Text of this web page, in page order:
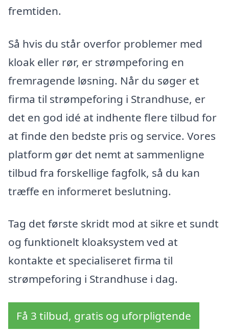
fremtiden.
Så hvis du står overfor problemer med
kloak eller rør, er strømpeforing en
fremragende løsning. Når du søger et
firma til strømpeforing i Strandhuse, er
det en god idé at indhente flere tilbud for
at finde den bedste pris og service. Vores
platform gør det nemt at sammenligne
tilbud fra forskellige fagfolk, så du kan
træffe en informeret beslutning.
Tag det første skridt mod at sikre et sundt
og funktionelt kloaksystem ved at
kontakte et specialiseret firma til
strømpeforing i Strandhuse i dag.
Få 3 tilbud, gratis og uforpligtende